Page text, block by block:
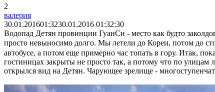
2
валерия
30.01.201601:3230.01.2016 01:32:30
Водопад Детян провинции ГуанСи - место как будто
просто невыносимо долго. Мы летели до Кореи, потом до
автобусе, а потом еще примерно час топать в гору. Итак,
гостиницах закрыты не просто так, а потому что по улицам
открылся вид на Детян. Чарующее зрелище -